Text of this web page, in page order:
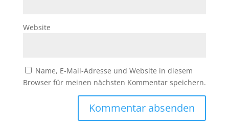
Website
Name, E-Mail-Adresse und Website in diesem
Browser für meinen nächsten Kommentar speichern.